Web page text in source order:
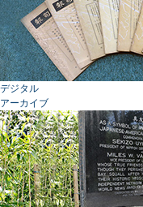
デジタル
アーカイブ